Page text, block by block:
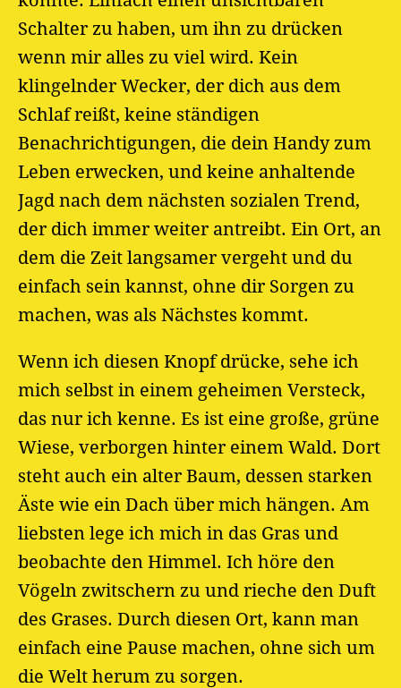
Schalter zu haben, um ihn zu drücken
wenn mir alles zu viel wird. Kein
klingelnder Wecker, der dich aus dem
Schlaf reißt, keine ständigen
Benachrichtigungen, die dein Handy zum
Leben erwecken, und keine anhaltende
Jagd nach dem nächsten sozialen Trend,
der dich immer weiter antreibt. Ein Ort, an
dem die Zeit langsamer vergeht und du
einfach sein kannst, ohne dir Sorgen zu
machen, was als Nächstes kommt.
Wenn ich diesen Knopf drücke, sehe ich
mich selbst in einem geheimen Versteck,
das nur ich kenne. Es ist eine große, grüne
Wiese, verborgen hinter einem Wald. Dort
steht auch ein alter Baum, dessen starken
Äste wie ein Dach über mich hängen. Am
liebsten lege ich mich in das Gras und
beobachte den Himmel. Ich höre den
Vögeln zwitschern zu und rieche den Duft
des Grases. Durch diesen Ort, kann man
einfach eine Pause machen, ohne sich um
die Welt herum zu sorgen.